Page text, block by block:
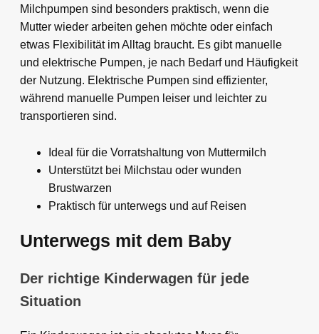
Milchpumpen sind besonders praktisch, wenn die
Mutter wieder arbeiten gehen möchte oder einfach
etwas Flexibilität im Alltag braucht. Es gibt manuelle
und elektrische Pumpen, je nach Bedarf und Häufigkeit
der Nutzung. Elektrische Pumpen sind effizienter,
während manuelle Pumpen leiser und leichter zu
transportieren sind.
Ideal für die Vorratshaltung von Muttermilch
Unterstützt bei Milchstau oder wunden
Brustwarzen
Praktisch für unterwegs und auf Reisen
Unterwegs mit dem Baby
Der richtige Kinderwagen für jede
Situation